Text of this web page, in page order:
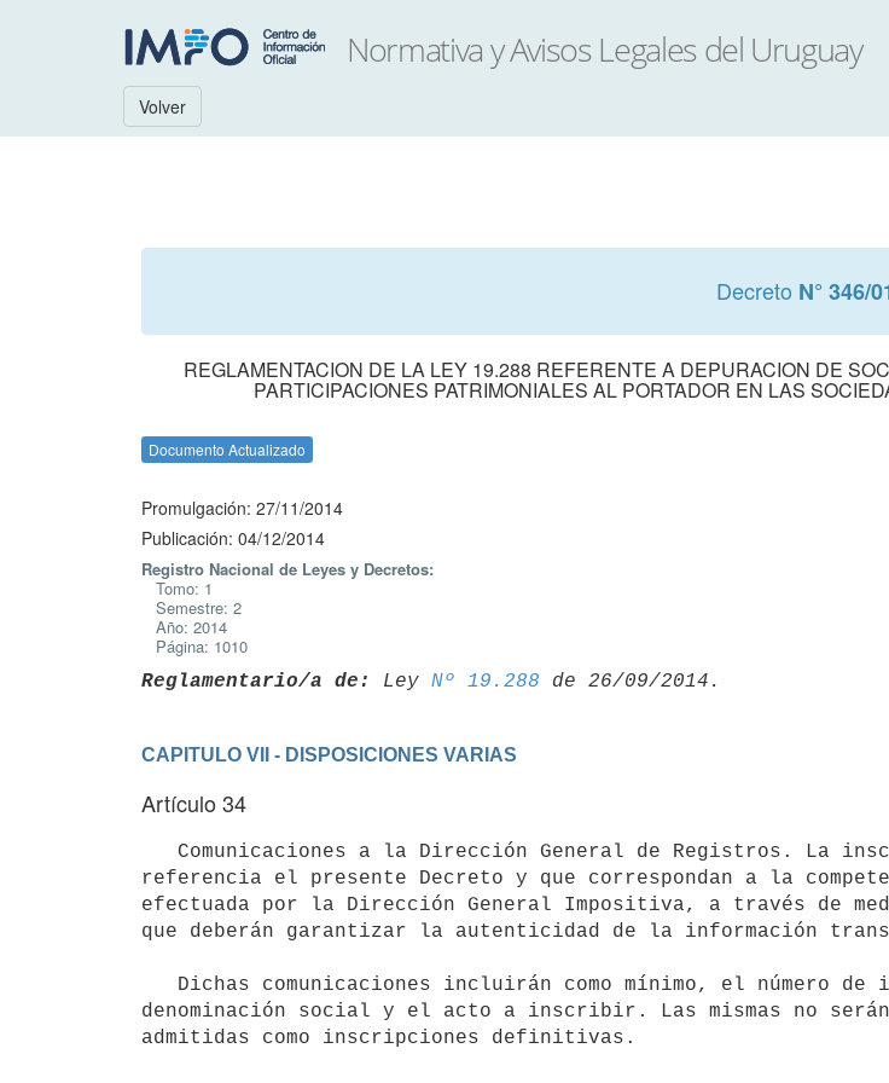
Volver
Decreto N° 346/
REGLAMENTACION DE LA LEY 19.288 REFERENTE A DEPURACION DE
PARTICIPACIONES PATRIMONIALES AL PORTADOR EN LAS
Documento Actualizado
Promulgación: 27/11/2014
Publicación: 04/12/2014
Registro Nacional de Leyes y Decretos:
Tomo: 1
Semestre: 2
Año: 2014
Página: 1010
Reglamentario/a de: Ley Nº 19.288
CAPITULO VII - DISPOSICIONES VARIAS
Artículo 34
referencia el presente Decreto y que correspondan a la
efectuada por la Dirección General Impositiva, a través de
que deberán garantizar la autenticidad de la información
denominación social y el acto a inscribir. Las mismas no